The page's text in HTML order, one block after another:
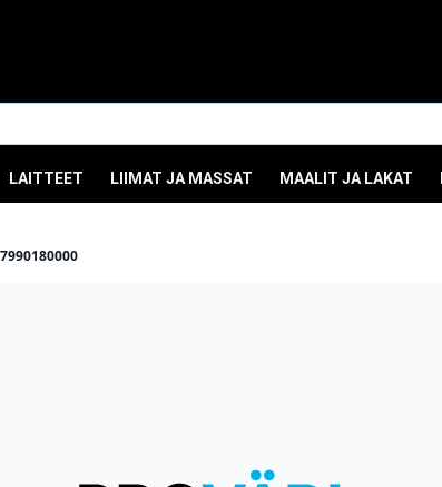
LAITTEET LIIMAT JA MASSAT MAALIT JA LAKAT
7990180000